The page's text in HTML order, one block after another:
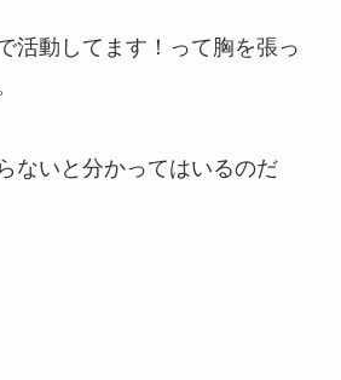
活動してます！って胸を張っ
ないと分かってはいるのだ